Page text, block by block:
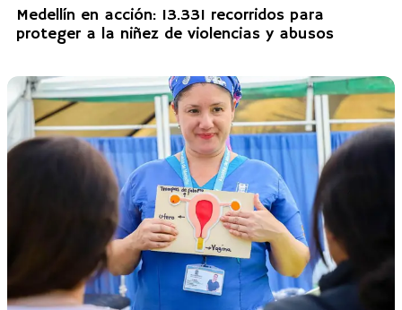
Medellín en acción: 13.331 recorridos para
proteger a la niñez de violencias y abusos